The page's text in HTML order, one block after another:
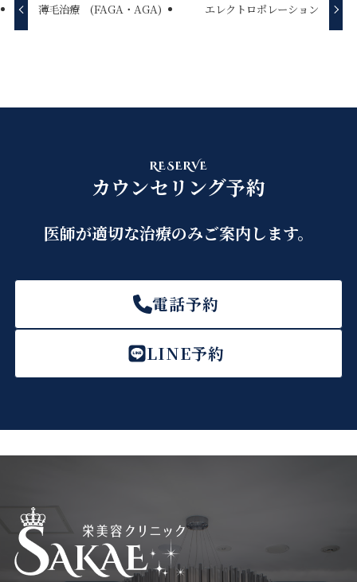
薄毛治療 (FAGA・AGA) エレクトロポレーション
RESERVE
カウンセリング予約
医師が適切な治療のみご案内します。
電話予約
LINE予約